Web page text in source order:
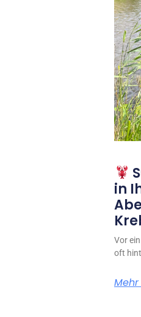
in
Vor
oft
Mehr